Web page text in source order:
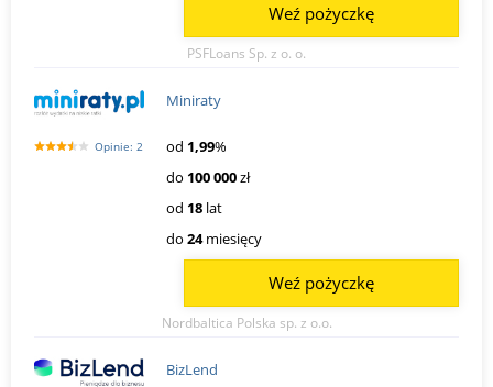
PSFLoans Sp. z o. o.
Weź pożyczkę
Opinie: 2
Miniraty
od 1,99%
do 100 000zł
od 18 lat
do 24miesięcy
Nordbaltica Polska sp. z o.o.
Weź pożyczkę
BizLend